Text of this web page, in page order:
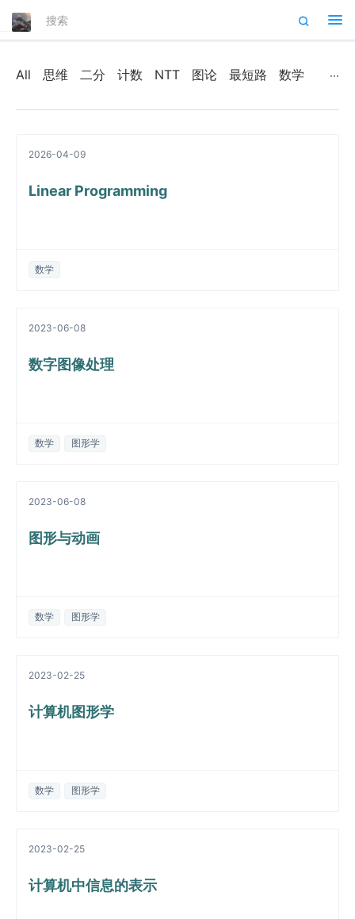
All
思维 二分 计数 NTT 图论 最短路 数学
2026-04-09
Linear Programming
数学
2023-06-08
数字图像处理
数学 图形学
2023-06-08
图形与动画
数学 图形学
2023-02-25
计算机图形学
数学 图形学
2023-02-25
计算机中信息的表示